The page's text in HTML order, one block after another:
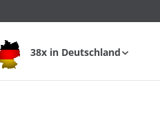
38x in Deutschland